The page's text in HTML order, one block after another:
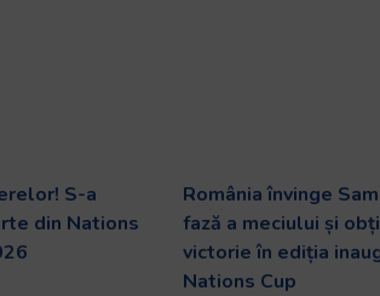
S-a
din Nations
România învinge
fază a meciului și
victorie în ediția
Nations Cup